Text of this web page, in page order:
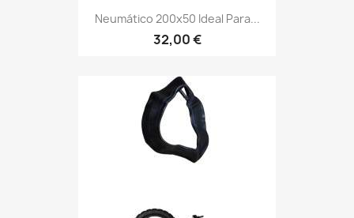
Neumático 200x50 Ideal Para...
32,00 €